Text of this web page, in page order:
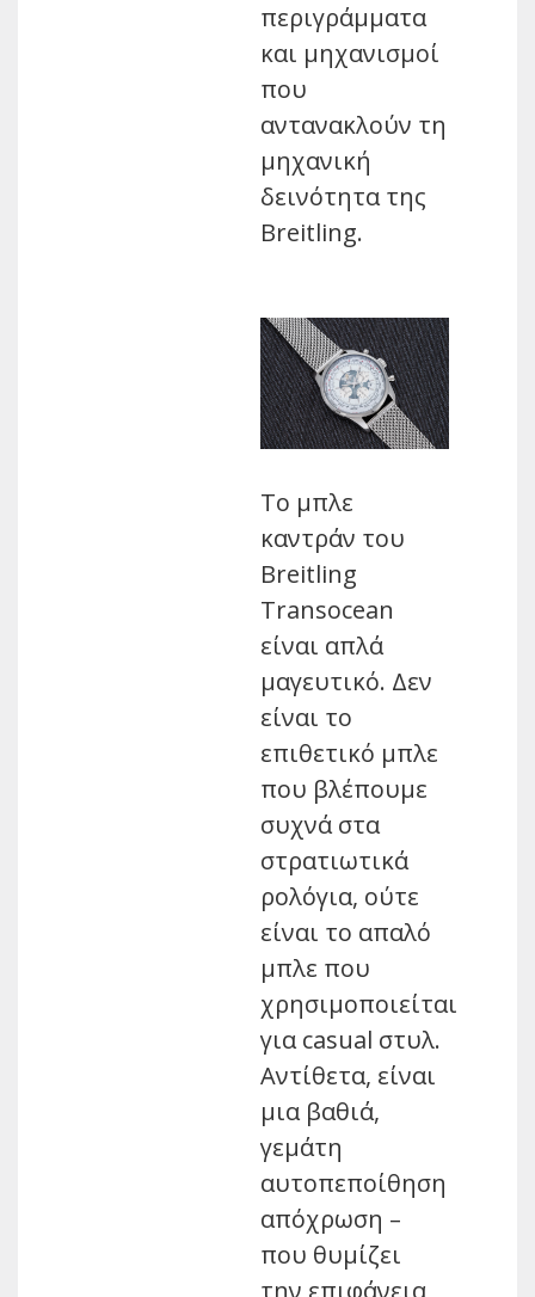
περιγράμματα
και μηχανισμοί
που
αντανακλούν τη
μηχανική
δεινότητα της
Breitling.
Το μπλε
καντράν του
Breitling
Transocean
είναι απλά
μαγευτικό. Δεν
είναι το
επιθετικό μπλε
που βλέπουμε
συχνά στα
στρατιωτικά
ρολόγια, ούτε
είναι το απαλό
μπλε που
χρησιμοποιείται
για casual στυλ.
Αντίθετα, είναι
μια βαθιά,
γεμάτη
αυτοπεποίθηση
απόχρωση –
που θυμίζει
την επιφάνεια